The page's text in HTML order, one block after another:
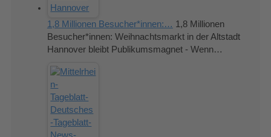
1,8 Millionen Besucher*innen:… 1,8 Millionen
Besucher*innen: Weihnachtsmarkt in der Altstadt
Hannover bleibt Publikumsmagnet - Wenn…